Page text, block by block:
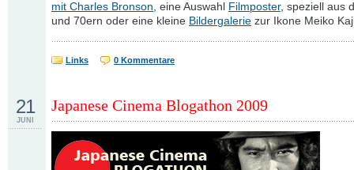
mit Charles Bronson, eine Auswahl Filmposter, speziell aus
und 70ern oder eine kleine Bildergalerie zur Ikone Meiko
Links 0 Kommentare
Japanese Cinema Blogathon 2009
21
JUNI